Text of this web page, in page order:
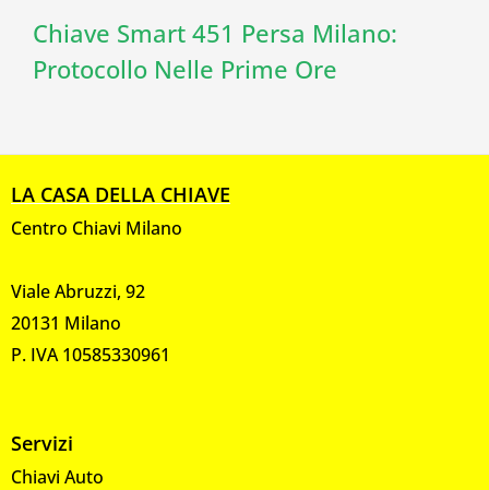
Chiave Smart 451 Persa Milano:
Protocollo Nelle Prime Ore
LA CASA DELLA CHIAVE
Centro Chiavi Milano
Viale Abruzzi, 92
20131 Milano
P. IVA 10585330961
Servizi
Chiavi Auto